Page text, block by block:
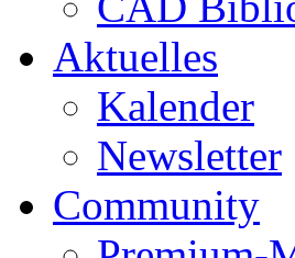
Aktuelles
Kalender
Newsletter
Community